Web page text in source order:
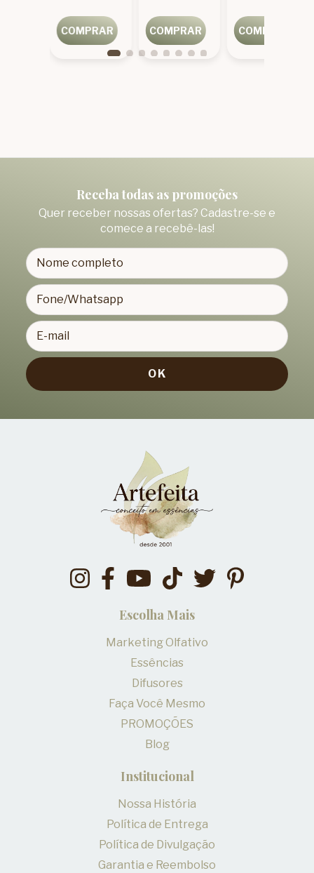
COMPRAR COMPRAR COMPRAR
Receba todas as promoções
Quer receber nossas ofertas? Cadastre-se e
comece a recebê-las!
Escolha Mais
Marketing Olfativo
Essências
Difusores
Faça Você Mesmo
PROMOÇÕES
Blog
Institucional
Nossa História
Política de Entrega
Política de Divulgação
Garantia e Reembolso